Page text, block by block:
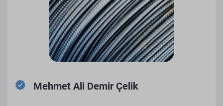
Mehmet Ali Demir Çelik